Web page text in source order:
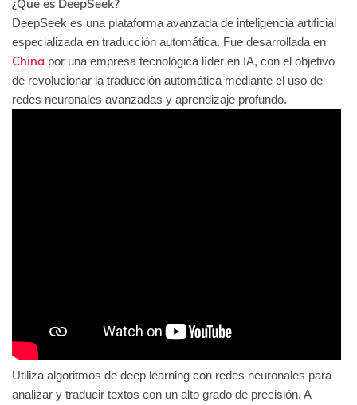
¿Qué es DeepSeek?
DeepSeek es una plataforma avanzada de inteligencia artificial
especializada en traducción automática. Fue desarrollada en
China por una empresa tecnológica líder en IA, con el objetivo
de revolucionar la traducción automática mediante el uso de
redes neuronales avanzadas y aprendizaje profundo.
Utiliza algoritmos de deep learning con redes neuronales para
analizar y traducir textos con un alto grado de precisión. A